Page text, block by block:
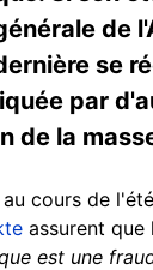
de
se
par
de la
cours de
assurent que
est une